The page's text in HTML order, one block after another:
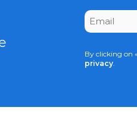
CAPTCHA
Email
*
By clicking on
privacy.